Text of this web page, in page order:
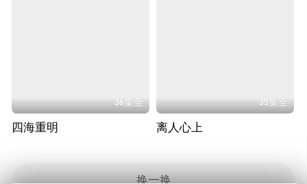
36集全
四海重明
35集全
离人心上
换一换